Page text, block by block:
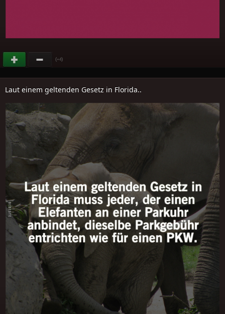
(+4)
Laut einem geltenden Gesetz in Florida..